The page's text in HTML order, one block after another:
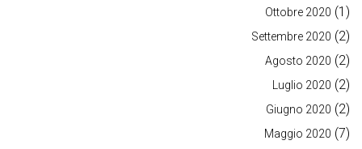
Ottobre 2020 (1)
Settembre 2020 (2)
Agosto 2020 (2)
Luglio 2020 (2)
Giugno 2020 (2)
Maggio 2020 (7)